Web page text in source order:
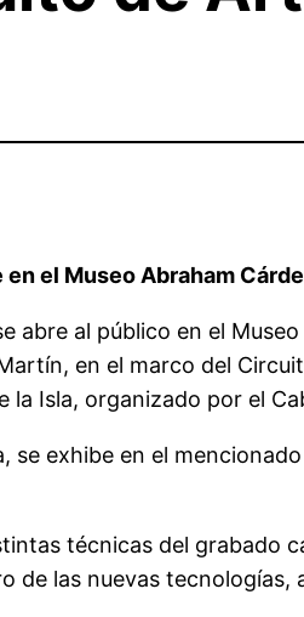
el Museo Abraham
abre al público en el
en el marco del
Isla, organizado por el
exhibe en el
técnicas del grabado
las nuevas tecnologías,